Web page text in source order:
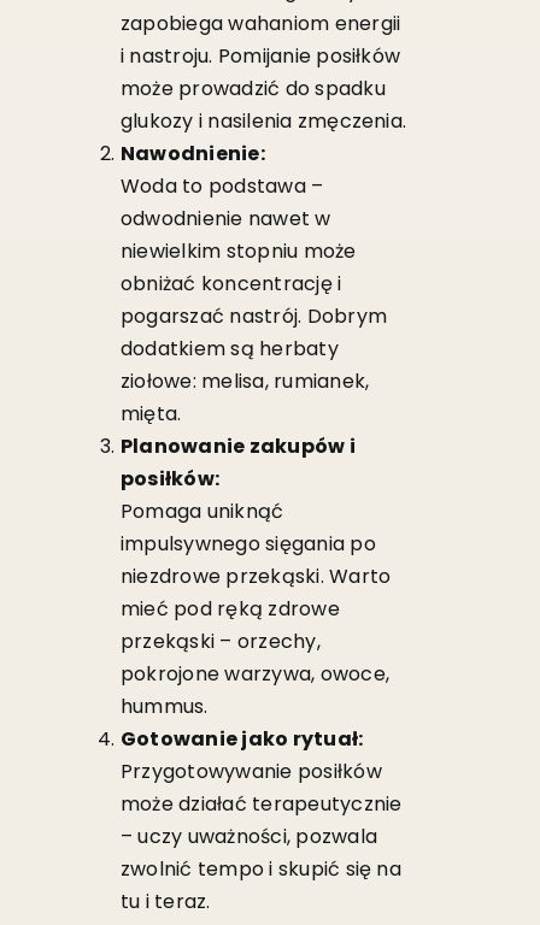
zapobiega wahaniom energii
i nastroju. Pomijanie posiłków
może prowadzić do spadku
glukozy i nasilenia zmęczenia.
Nawodnienie:
Woda to podstawa –
odwodnienie nawet w
niewielkim stopniu może
obniżać koncentrację i
pogarszać nastrój. Dobrym
dodatkiem są herbaty
ziołowe: melisa, rumianek,
mięta.
Planowanie zakupów i
posiłków:
Pomaga uniknąć
impulsywnego sięgania po
niezdrowe przekąski. Warto
mieć pod ręką zdrowe
przekąski – orzechy,
pokrojone warzywa, owoce,
hummus.
Gotowanie jako rytuał:
Przygotowywanie posiłków
może działać terapeutycznie
– uczy uważności, pozwala
zwolnić tempo i skupić się na
tu i teraz.